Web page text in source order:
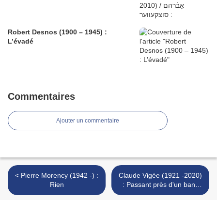
Robert Desnos (1900 – 1945) :
L’évadé
Commentaires
Ajouter un commentaire
< Pierre Morency (1942 -) :
Rien
Claude Vigée (1921 -2020)
: Passant près d'un banc
vide / Ich geh àm e läre